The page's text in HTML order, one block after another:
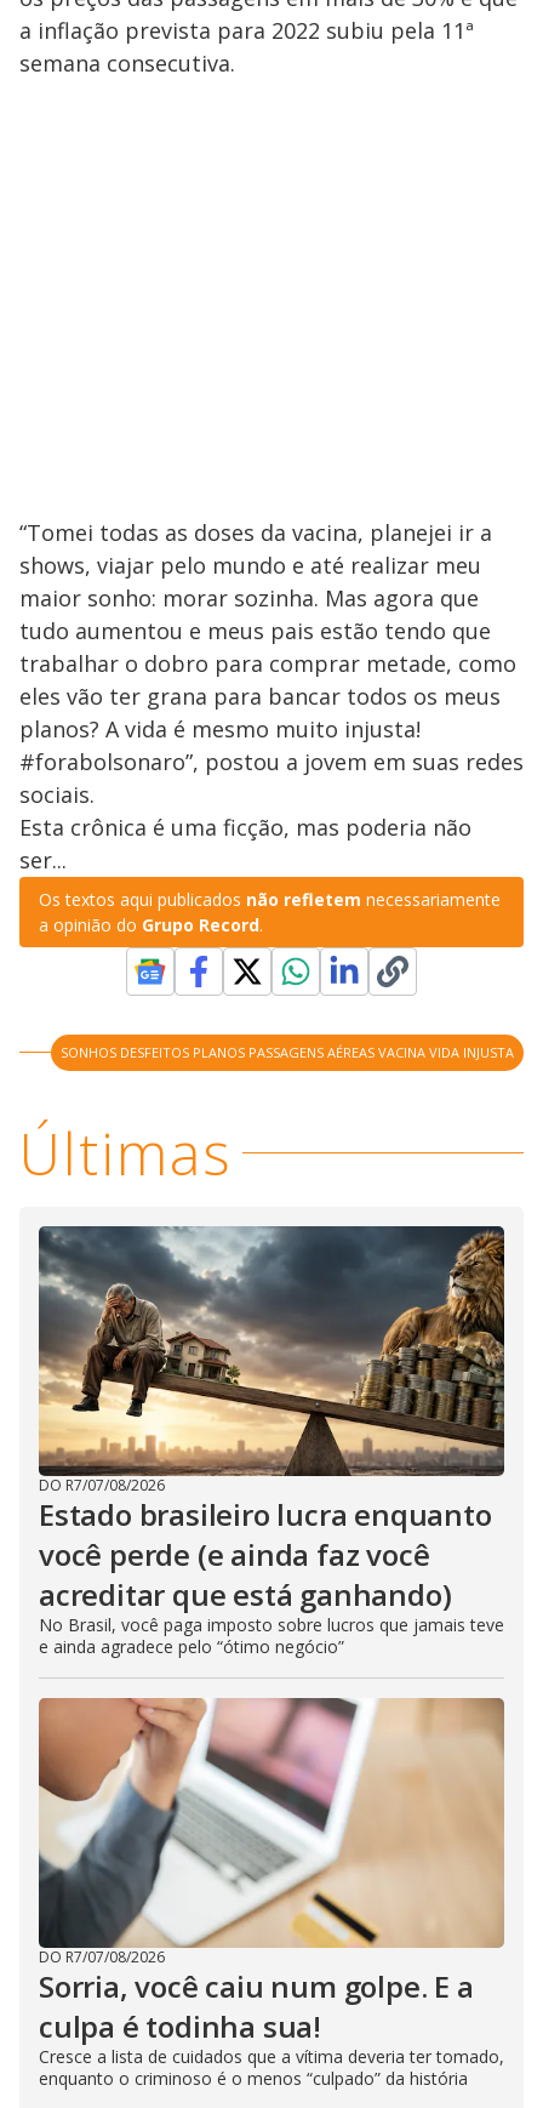
a inflação prevista para 2022 subiu pela 11ª
semana consecutiva.
“Tomei todas as doses da vacina, planejei ir a
shows, viajar pelo mundo e até realizar meu
maior sonho: morar sozinha. Mas agora que
tudo aumentou e meus pais estão tendo que
trabalhar o dobro para comprar metade, como
eles vão ter grana para bancar todos os meus
planos? A vida é mesmo muito injusta!
#forabolsonaro”, postou a jovem em suas redes
sociais.
Esta crônica é uma ficção, mas poderia não
ser...
Os textos aqui publicados não refletem necessariamente
a opinião do Grupo Record.
SONHOS DESFEITOS PLANOS PASSAGENS AÉREAS VACINA VIDA INJUSTA
Últimas
DO R7/07/08/2026
Estado brasileiro lucra enquanto
você perde (e ainda faz você
acreditar que está ganhando)
No Brasil, você paga imposto sobre lucros que jamais teve
e ainda agradece pelo “ótimo negócio”
DO R7/07/08/2026
Sorria, você caiu num golpe. E a
culpa é todinha sua!
Cresce a lista de cuidados que a vítima deveria ter tomado,
enquanto o criminoso é o menos “culpado” da história